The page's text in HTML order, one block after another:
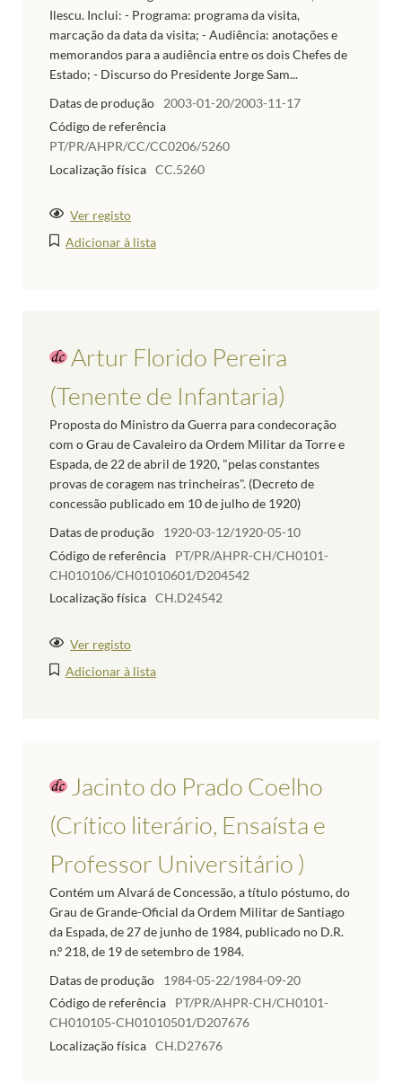
Ilescu. Inclui: - Programa: programa da visita,
marcação da data da visita; - Audiência: anotações e
memorandos para a audiência entre os dois Chefes de
Estado; - Discurso do Presidente Jorge Sam...
Datas de produção
2003-01-20/2003-11-17
Código de referência
PT/PR/AHPR/CC/CC0206/5260
Localização física CC.5260
Ver registo
Adicionar à lista
Artur Florido Pereira
(Tenente de Infantaria)
Proposta do Ministro da Guerra para condecoração
com o Grau de Cavaleiro da Ordem Militar da Torre e
Espada, de 22 de abril de 1920, "pelas constantes
provas de coragem nas trincheiras". (Decreto de
concessão publicado em 10 de julho de 1920)
Datas de produção
1920-03-12/1920-05-10
Código de referência
PT/PR/AHPR-CH/CH0101-
CH010106/CH01010601/D204542
Localização física CH.D24542
Ver registo
Adicionar à lista
Jacinto do Prado Coelho
(Crítico literário, Ensaísta e
Professor Universitário )
Contém um Alvará de Concessão, a título póstumo, do
Grau de Grande-Oficial da Ordem Militar de Santiago
da Espada, de 27 de junho de 1984, publicado no D.R.
n.º 218, de 19 de setembro de 1984.
Datas de produção
1984-05-22/1984-09-20
Código de referência
PT/PR/AHPR-CH/CH0101-
CH010105-CH01010501/D207676
Localização física CH.D27676